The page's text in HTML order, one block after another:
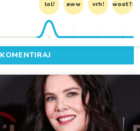
lol! aww vrh! woot?!
KOMENTIRAJ